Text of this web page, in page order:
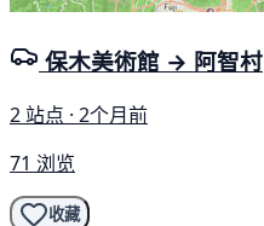
保木美術館 → 阿智村
2 站点 · 2个月前
71 浏览
收藏